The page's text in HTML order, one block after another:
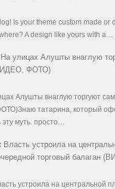
Is your theme custom made or
A design like yours with a…
На улицах Алушты внаглую
ФОТО)
Алушты внаглую торгуют
татарина, который
эту муть. просто…
Власть устроила на
торговый балаган
устроила на центральной